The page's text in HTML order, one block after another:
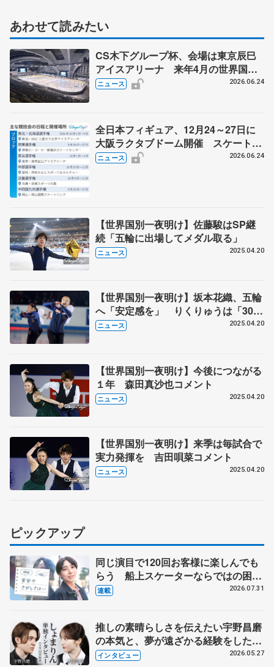
あわせて読みたい
CS木下グループ杯、会場は東京辰巳
アイスアリーナ 来年4月の世界国別
対抗戦、東京体育館で開催へ
ニュース 2026.06.24
全日本フィギュア、12月24～27日に
大阪ラクタブドーム開催 スケート連
盟の新シーズン日程
ニュース 2026.06.24
【世界国別一夜明け】佐藤駿はSP継
続「五輪に出場してメダル取る」
ニュース 2025.04.20
【世界国別一夜明け】坂本花織、五輪
へ「安定感を」 りくりゅうは「300
点でもいいぐらい」 日本勢が今季終
ニュース 2025.04.20
【世界国別一夜明け】今後につながる
１年 森田真沙也コメント
ニュース 2025.04.20
【世界国別一夜明け】来季は毎試合で
実力発揮を 吉田唄菜コメント
ニュース 2025.04.20
ピックアップ
同じ演目で120回お客様に楽しんでも
らう 船上スケーターならではの困難
とは 影響あったPIW前キャプテン松
連載 2026.07.31
推しの素晴らしさを伝えたい宇野昌磨
の本気と、夢が遠ざかる経験をした本
田真凜の覚悟
インタビュー 2026.05.27